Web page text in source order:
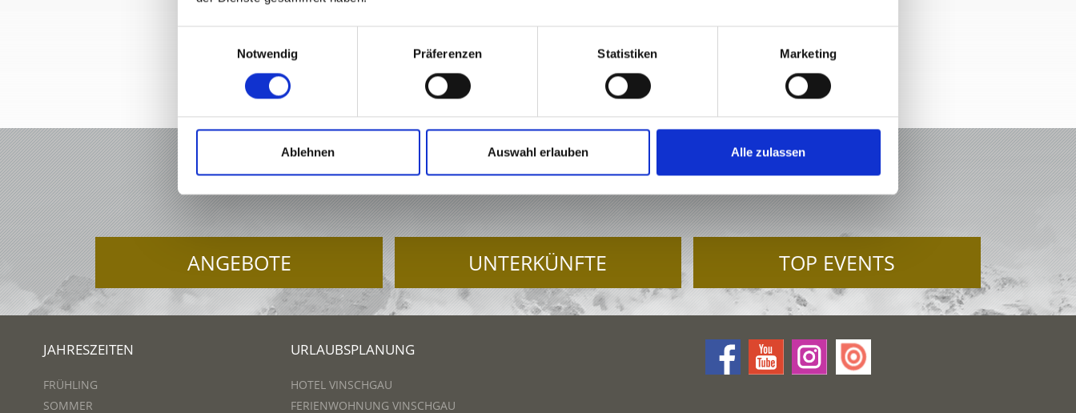
Notwendig
Präferenzen Statistiken Marketing
Ablehnen Auswahl erlauben Alle zulassen
URLAUB IM VINSCHGAU
ANGEBOTE UNTERKÜNFTE TOP EVENTS
JAHRESZEITEN
FRÜHLING
SOMMER
URLAUBSPLANUNG
HOTEL VINSCHGAU
FERIENWOHNUNG VINSCHGAU